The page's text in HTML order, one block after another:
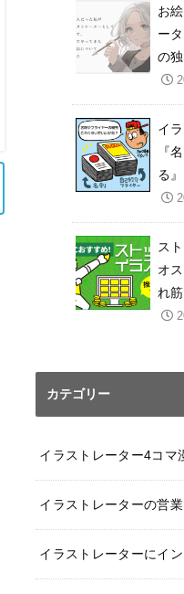
お
ー
の
イ
『
る』
ス
オ
れ
カテゴリー
イラストレーター4コマ
イラストレーターの営業
イラストレーターにイ